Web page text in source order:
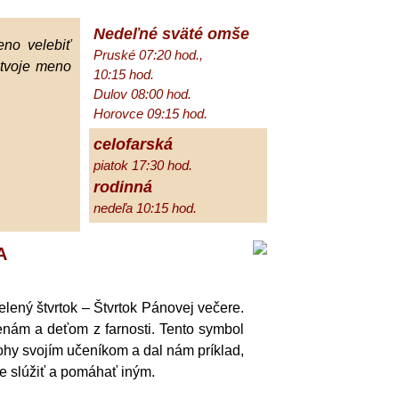
velebiť
meno
Nedeľné sväté omše
Pruské 07:20 hod.,
10:15 hod.
Dulov 08:00 hod.
Horovce 09:15 hod.
celofarská
piatok 17:30 hod.
rodinná
nedeľa 10:15 hod.
štvrtok – Štvrtok Pánovej večere.
a deťom z farnosti. Tento symbol
svojím učeníkom a dal nám príklad,
slúžiť a pomáhať iným.